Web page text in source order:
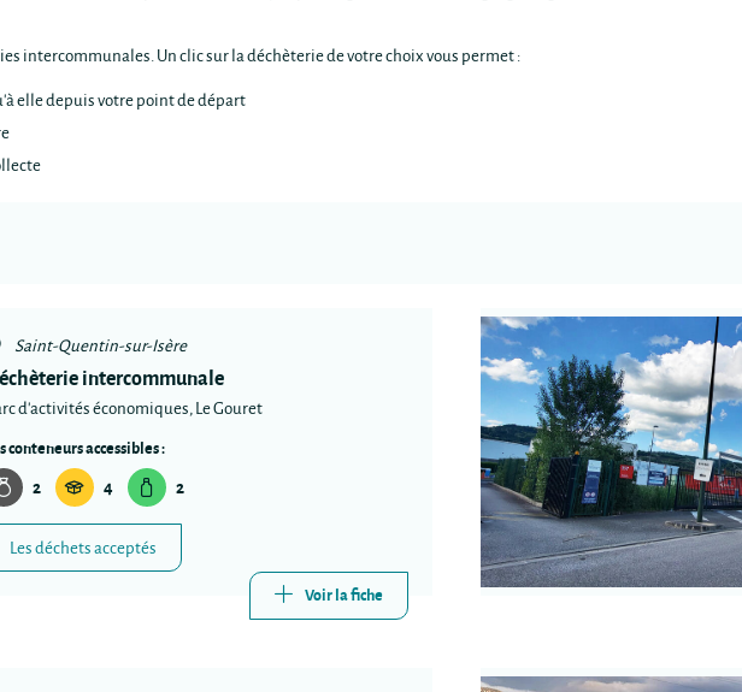
intercommunales. Un clic sur la déchèterie de votre choix vous permet :
elle depuis votre point de départ
Saint-Quentin-sur-Isère
intercommunale
d'activités économiques, Le Gouret
conteneurs accessibles :
2 4 2
Les déchets acceptés
Voir la fiche